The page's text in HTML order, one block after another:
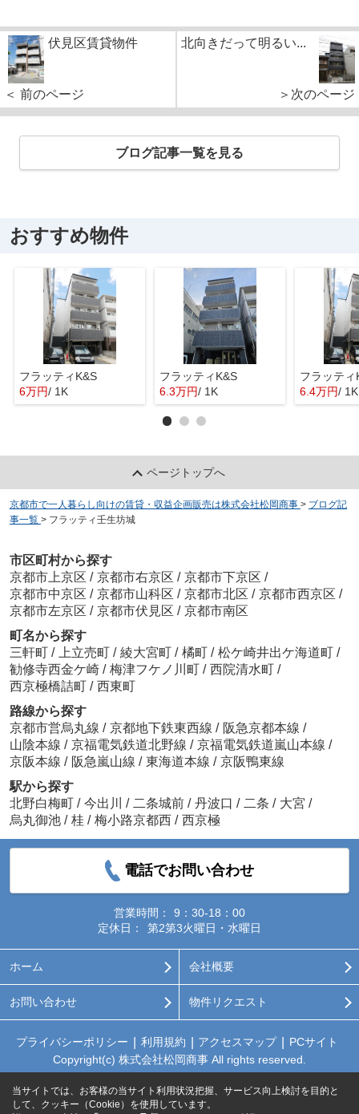
伏見区賃貸物件
＜ 前のページ
北向きだって明るい...
＞次のページ
ブログ記事一覧を見る
おすすめ物件
フラッティK&S
6万円/ 1K
フラッティK&S
6.3万円/ 1K
フラッティ
6.4万円/ 1K
ページトップへ
京都市で一人暮らし向けの賃貸・収益企画販売は株式会社松岡商事 > ブログ記
事一覧 > フラッティ壬生坊城
市区町村から探す
京都市上京区 / 京都市右京区 / 京都市下京区 /
京都市中京区 / 京都市山科区 / 京都市北区 / 京都市西京区 /
京都市左京区 / 京都市伏見区 / 京都市南区
町名から探す
三軒町 / 上立売町 / 綾大宮町 / 橘町 / 松ケ崎井出ケ海道町 /
勧修寺西金ケ崎 / 梅津フケノ川町 / 西院清水町 /
西京極橋詰町 / 西東町
路線から探す
京都市営烏丸線 / 京都地下鉄東西線 / 阪急京都本線 /
山陰本線 / 京福電気鉄道北野線 / 京福電気鉄道嵐山本線 /
京阪本線 / 阪急嵐山線 / 東海道本線 / 京阪鴨東線
駅から探す
北野白梅町 / 今出川 / 二条城前 / 丹波口 / 二条 / 大宮 /
烏丸御池 / 桂 / 梅小路京都西 / 西京極
電話でお問い合わせ
営業時間：
9：30-18：00
定休日：
第2第3火曜日・水曜日
ホーム 会社概要
お問い合わせ 物件リクエスト
プライバシーポリシー 利用規約 アクセスマップ
PCサイト
Copyright(c) 株式会社松岡商事 All rights reserved.
当サイトでは、お客様の当サイト利用状況把握、サービス向上検討を目的と
して、クッキー（Cookie）を使用しています。